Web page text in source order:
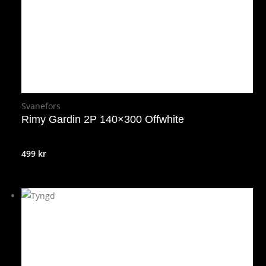
Svanefors
Rimy Gardin 2P 140×300 Offwhite
499 kr